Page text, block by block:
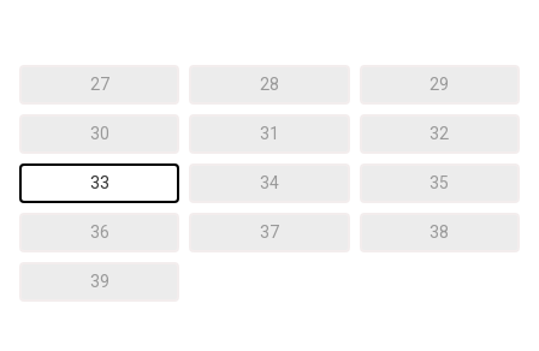
27 28 29
30 31 32
33 34 35
36 37 38
39